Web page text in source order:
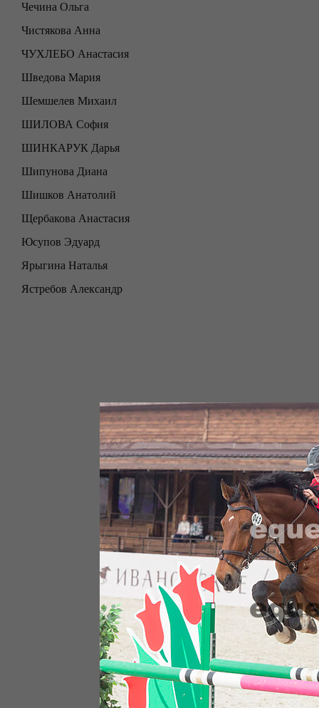
Чечина Ольга
Чистякова Анна
ЧУХЛЕБО Анастасия
Шведова Мария
Шемшелев Михаил
ШИЛОВА София
ШИНКАРУК Дарья
Шипунова Диана
Шишков Анатолий
Щербакова Анастасия
Юсупов Эдуард
Ярыгина Наталья
Ястребов Александр